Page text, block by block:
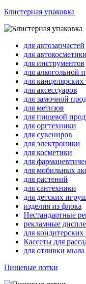
Блистерная упаковка
для автозапчастей
для автокосметики
для инструментов
для алкогольной
для канцелярских
для аксессуаров
для замочной
для метизов
для пищевой
для оргтехники
для сувениров
для электроники
для косметики
для
для мобильных
для растений
для сантехники
для детских
изделия из флока
Нестандартные
рекламные
для кондитерских
Кассеты для
для отливки
Пищевые лотки